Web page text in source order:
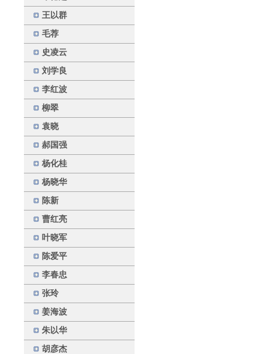
王以群
毛荐
史凌云
刘学良
李红波
柳翠
袁晓
郝国强
杨化桂
杨晓华
陈新
曹红亮
叶晓军
陈爱平
李春忠
张玲
姜海波
朱以华
胡彦杰